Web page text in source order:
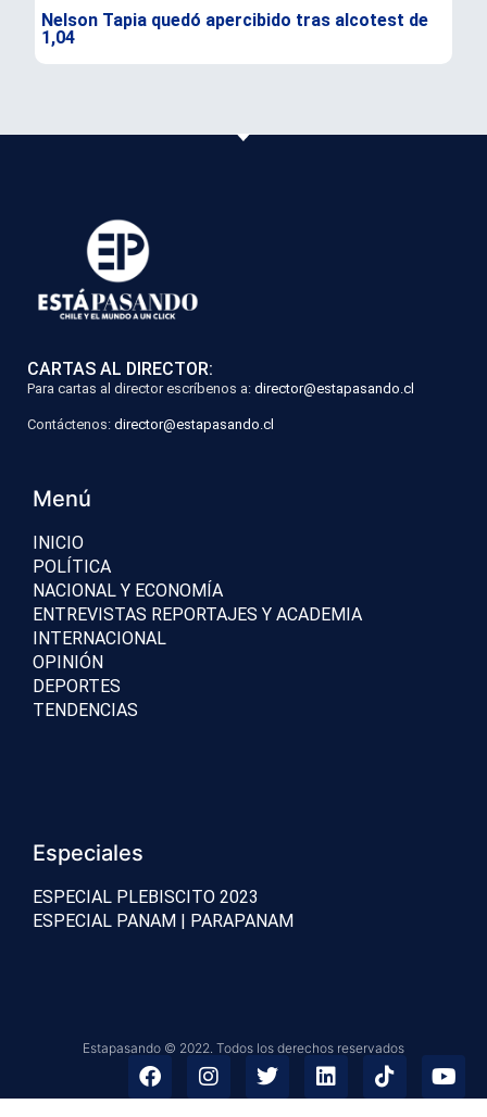
Nelson Tapia quedó apercibido tras alcotest de
1,04
CARTAS AL DIRECTOR:
Para cartas al director escríbenos a: director@estapasando.cl
Contáctenos: director@estapasando.cl
Menú
INICIO
POLÍTICA
NACIONAL Y ECONOMÍA
ENTREVISTAS REPORTAJES Y ACADEMIA
INTERNACIONAL
OPINIÓN
DEPORTES
TENDENCIAS
Especiales
ESPECIAL PLEBISCITO 2023
ESPECIAL PANAM | PARAPANAM
Estapasando © 2022. Todos los derechos reservados